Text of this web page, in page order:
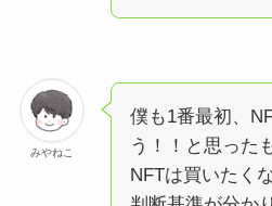
みやねこ
僕も1番最初、
う！！と思った
NFTは買いたく